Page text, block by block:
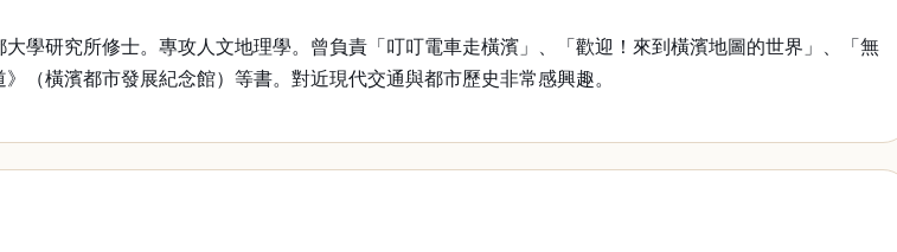
研究所修士。專攻人文地理學。曾負責「叮叮電車走橫濱」、「歡迎！來到橫濱地圖的世界」、「無
（橫濱都市發展紀念館）等書。對近現代交通與都市歷史非常感興趣。